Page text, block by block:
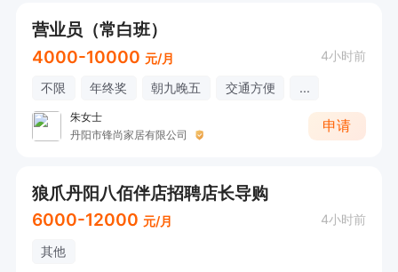
营业员（常白班）
4000-10000 元/月 4小时前
不限 年终奖 朝九晚五 交通方便 ...
朱女士
丹阳市锋尚家居有限公司
申请
狼爪丹阳八佰伴店招聘店长导购
6000-12000 元/月 4小时前
其他